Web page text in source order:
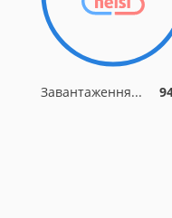
Завантаження...